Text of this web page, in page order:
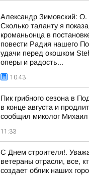
Александр Зимовский: О.
Сколько таланту я
кроманьонца в
повести Радия нашего
удачи перед окошком
оперы и радость...
10:43
Пик грибного сезона в
в конце августа и
сообщил миколог
11:33
С Днем строителя!.
ветераны отрасли, все,
создает облик наших